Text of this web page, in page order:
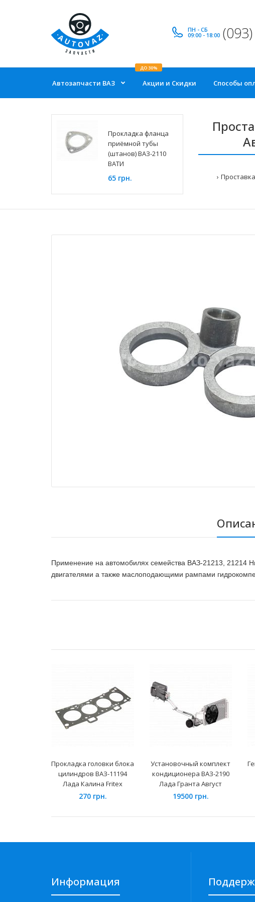
ПН - СБ
09:00 - 18:00
Автозапчасти ВАЗ Акции и Скидки
ДО 30%
Способы
Прокладка фланца
приёмной тубы
(штанов) ВАЗ-2110
ВАТИ
65 грн.
Применение на автомобилях семейства ВАЗ-21213, 21214
двигателями а также маслоподающими рампами
Прокладка головки блока
цилиндров ВАЗ-11194
Лада Калина Fritex
270 грн.
Установочный комплект
кондиционера ВАЗ-2190
Лада Гранта Август
19500 грн.
Информация